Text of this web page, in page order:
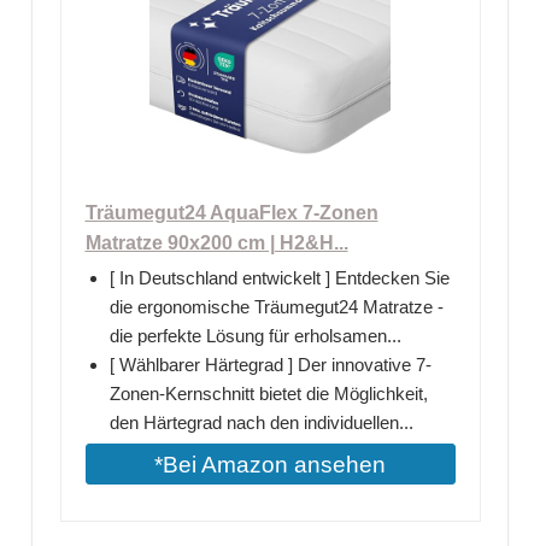
Träumegut24 AquaFlex 7-Zonen
Matratze 90x200 cm | H2&H...
[ In Deutschland entwickelt ] Entdecken Sie
die ergonomische Träumegut24 Matratze -
die perfekte Lösung für erholsamen...
[ Wählbarer Härtegrad ] Der innovative 7-
Zonen-Kernschnitt bietet die Möglichkeit,
den Härtegrad nach den individuellen...
*Bei Amazon ansehen